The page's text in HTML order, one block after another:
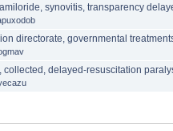
synovitis, transparency
directorate, governmental
collected, delayed-resuscitation